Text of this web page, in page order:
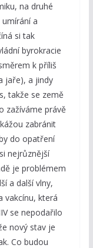
na druhé
a
si tak
byrokracie
k příliš
jaře), a jindy
takže se země
zažíváme právě
zabránit
do opatření
nejrůznější
je problémem
a další vlny,
vakcínu, která
se nepodařilo
nový stav je
Co budou